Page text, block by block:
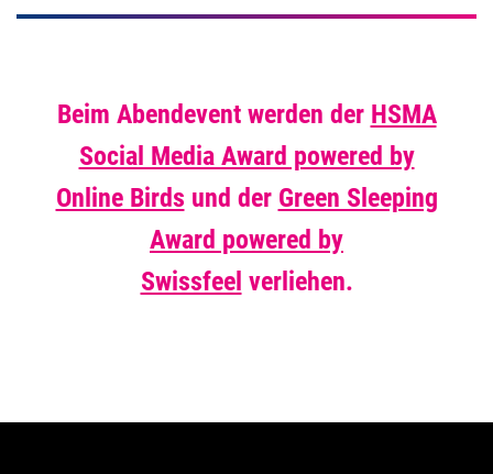
Beim Abendevent werden der HSMA
Social Media Award powered by
Online Birds und der Green Sleeping
Award powered by
Swissfeel verliehen.